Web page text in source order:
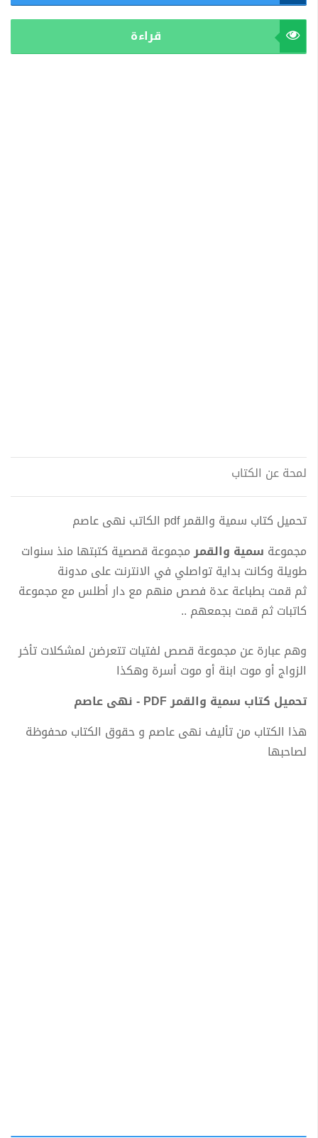
قراءة
لمحة عن الكتاب
تحميل كتاب سمية والقمر pdf الكاتب نهى عاصم
مجموعة سمية والقمرمجموعة قصصية كتبتها منذ سنوات
طويلة وكانت بداية تواصلي في الانترنت على مدونة
ثم قمت بطباعة عدة فصص منهم مع دار أطلس مع مجموعة
كاتبات ثم قمت بجمعهم ..
وهم عبارة عن مجموعة قصص لفتيات تتعرضن لمشكلات تأخر
الزواج أو موت ابنة أو موت أسرة وهكذا
تحميل كتاب سمية والقمر PDF - نهى عاصم
هذا الكتاب من تأليف نهى عاصم و حقوق الكتاب محفوظة
لصاحبها